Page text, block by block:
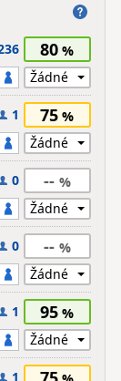
80
1 75
0 --
0 --
1 95
1